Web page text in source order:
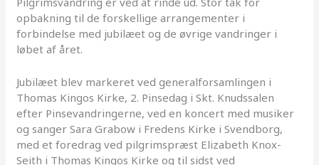
opbakning til de forskellige arrangementer i
forbindelse med jubilæet og de øvrige vandringer i
løbet af året.
Jubilæet blev markeret ved generalforsamlingen i
Thomas Kingos Kirke, 2. Pinsedag i Skt. Knudssalen
efter Pinsevandringerne, ved en koncert med musiker
og sanger Sara Grabow i Fredens Kirke i Svendborg,
med et foredrag ved pilgrimspræst Elizabeth Knox-
Seith i Thomas Kingos Kirke og til sidst ved